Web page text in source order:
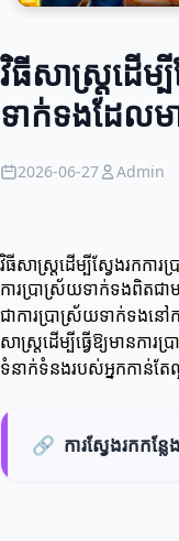
វិធីសាស្ត្រដើម្
ទាក់ទងដែលម
2026-06-27 Admin
វិធីសាស្ត្រដើម្បីស្វែងរកកា
ការប្រាស្រ័យទាក់ទងពិតជា
ជាការប្រាស្រ័យទាក់ទងនៅ
សាស្ត្រដើម្បីធ្វើឱ្យមានកា
ទំនាក់ទំនងរបស់អ្នកកាន់តែ
🔗 ការស្វែងរកកន្